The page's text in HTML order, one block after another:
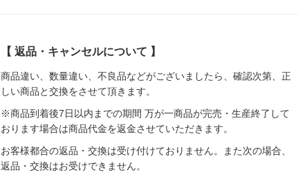
【 返品・キャンセルについて 】
商品違い、数量違い、不良品などがございましたら、確認次第、正
しい商品と交換をさせて頂きます。
※商品到着後7日以内までの期間 万が一商品が完売・生産終了して
おります場合は商品代金を返金させていただきます。
お客様都合の返品・交換は受け付けておりません。また次の場合、
返品・交換はお受けできません。